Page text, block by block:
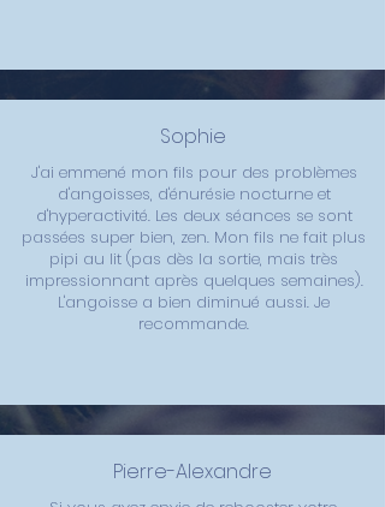
Sophie
J'ai emmené mon fils pour des problèmes
d'angoisses, d'énurésie nocturne et
d'hyperactivité. Les deux séances se sont
passées super bien, zen. Mon fils ne fait plus
pipi au lit (pas dès la sortie, mais très
impressionnant après quelques semaines).
L'angoisse a bien diminué aussi. Je
recommande.
Pierre-Alexandre